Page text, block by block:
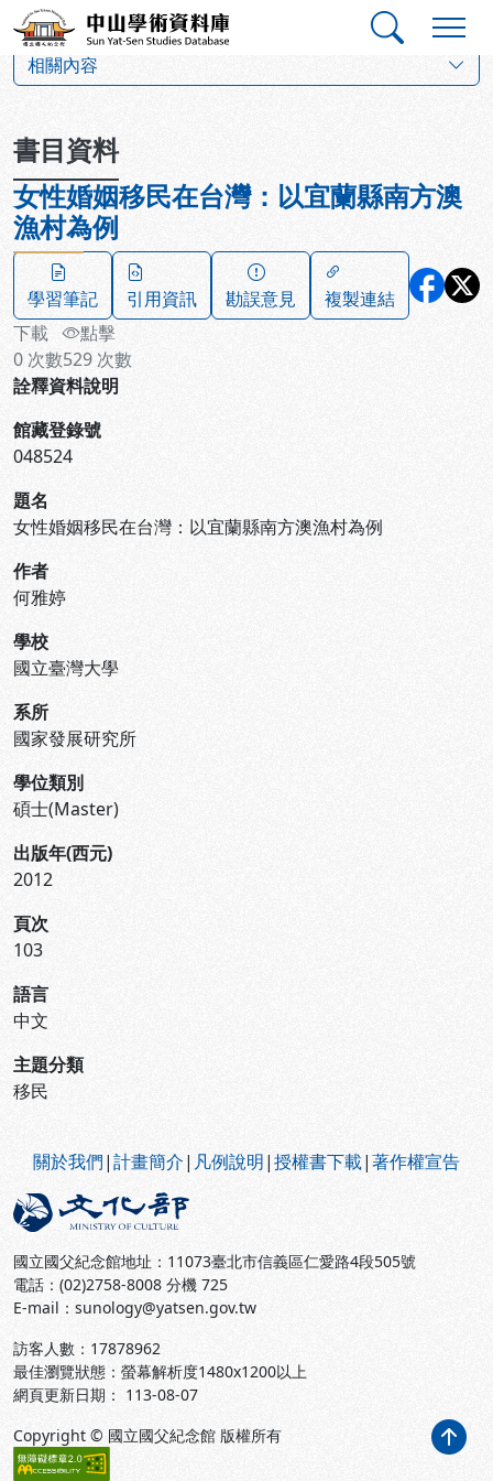
跳到主要內容
中山學術資料庫
相關內容
書目資料
女性婚姻移民在台灣：以宜蘭縣南方澳
漁村為例
學習筆記 引用資訊 勘誤意見
複製連結
下載
0 次數
點擊
529 次數
詮釋資料說明
館藏登錄號
048524
題名
女性婚姻移民在台灣：以宜蘭縣南方澳漁村為例
作者
何雅婷
學校
國立臺灣大學
系所
國家發展研究所
學位類別
碩士(Master)
出版年(西元)
2012
頁次
103
語言
中文
主題分類
移民
關於我們|計畫簡介| 凡例說明|授權書下載|著作權宣告
國立國父紀念館地址：11073臺北市信義區仁愛路4段505號
電話：(02)2758-8008 分機 725
E-mail：sunology@yatsen.gov.tw
訪客人數： 17878962
最佳瀏覽狀態：螢幕解析度1480x1200以上
網頁更新日期： 113-08-07
Copyright © 國立國父紀念館 版權所有